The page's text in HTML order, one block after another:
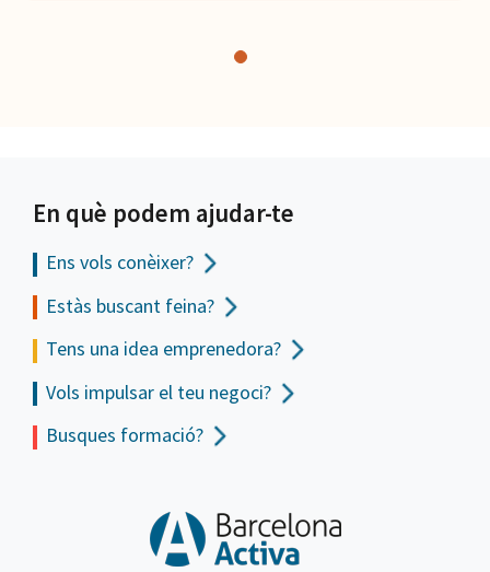
En què podem ajudar-te
Ens vols conèixer?
Estàs buscant feina?
Tens una idea emprenedora?
Vols impulsar el teu negoci?
Busques formació?